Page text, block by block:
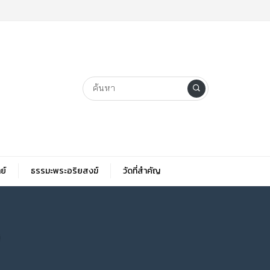
ธรรมะพระอริยสงฆ์ วัดที่สําคัญ